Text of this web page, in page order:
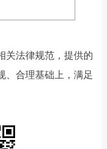
关法律规范，提供的
、合理基础上，满足